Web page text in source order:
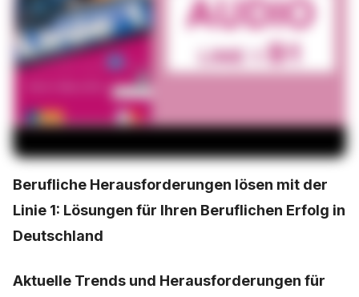
Berufliche Herausforderungen lösen mit der
Linie 1: Lösungen für Ihren Beruflichen Erfolg in
Deutschland
Aktuelle Trends und Herausforderungen für